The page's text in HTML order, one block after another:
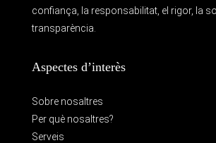
confiança, la responsabilitat, el rigor, la
transparència.
Aspectes d’interès
Sobre nosaltres
Per què nosaltres?
Serveis